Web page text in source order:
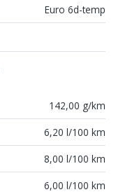
Euro 6d-temp
142,00 g/km
6,20 l/100 km
8,00 l/100 km
6,00 l/100 km